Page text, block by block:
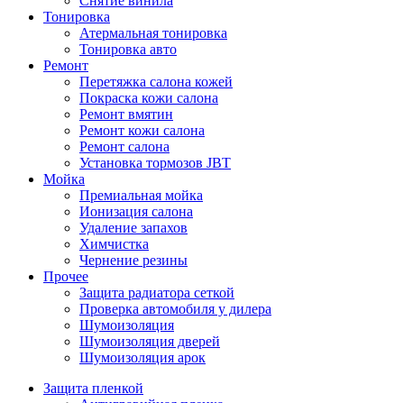
Тонировка
Атермальная тонировка
Тонировка авто
Ремонт
Перетяжка салона кожей
Покраска кожи салона
Ремонт вмятин
Ремонт кожи салона
Ремонт салона
Установка тормозов JBT
Мойка
Премиальная мойка
Ионизация салона
Удаление запахов
Химчистка
Чернение резины
Прочее
Защита радиатора сеткой
Проверка автомобиля у дилера
Шумоизоляция
Шумоизоляция дверей
Шумоизоляция арок
Защита пленкой